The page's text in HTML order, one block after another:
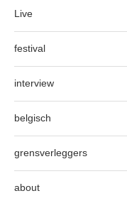
Live
festival
interview
belgisch
grensverleggers
about